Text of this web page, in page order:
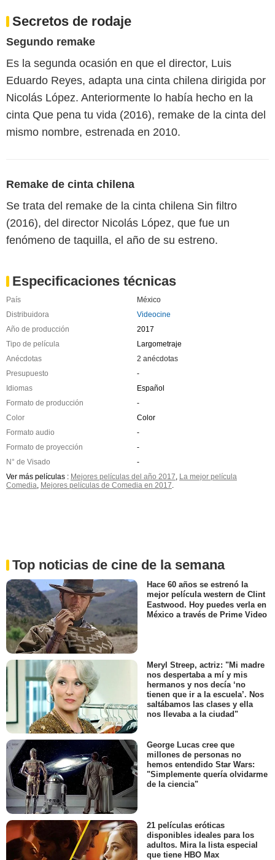
Secretos de rodaje
Segundo remake
Es la segunda ocasión en que el director, Luis
Eduardo Reyes, adapta una cinta chilena dirigida por
Nicolás López. Anteriormente lo había hecho en la
cinta Que pena tu vida (2016), remake de la cinta del
mismo nombre, estrenada en 2010.
Remake de cinta chilena
Se trata del remake de la cinta chilena Sin filtro
(2016), del director Nicolás López, que fue un
fenómeno de taquilla, el año de su estreno.
Especificaciones técnicas
País
México
Distribuidora
Videocine
Año de producción
2017
Tipo de película
Largometraje
Anécdotas
2 anécdotas
Presupuesto
-
Idiomas
Español
Formato de producción
-
Color
Color
Formato audio
-
Formato de proyección
-
N° de Visado
-
Ver más películas : Mejores películas del año 2017, La mejor película
Comedia, Mejores películas de Comedia en 2017.
Top noticias de cine de la semana
Hace 60 años se estrenó la
mejor película western de Clint
Eastwood. Hoy puedes verla en
México a través de Prime Video
Meryl Streep, actriz: "Mi madre
nos despertaba a mí y mis
hermanos y nos decía ‘no
tienen que ir a la escuela’. Nos
saltábamos las clases y ella
nos llevaba a la ciudad"
George Lucas cree que
millones de personas no
hemos entendido Star Wars:
"Simplemente quería olvidarme
de la ciencia"
21 películas eróticas
disponibles ideales para los
adultos. Mira la lista especial
que tiene HBO Max